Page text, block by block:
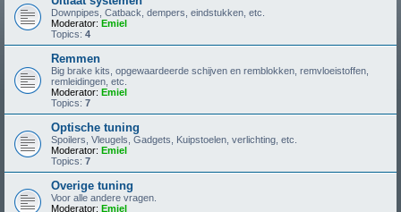
Downpipes, Catback, dempers, eindstukken, etc.
Moderator: Emiel
Topics: 4
Remmen
Big brake kits, opgewaardeerde schijven en remblokken, remvloeistoffen,
remleidingen, etc.
Moderator: Emiel
Topics: 7
Optische tuning
Spoilers, Vleugels, Gadgets, Kuipstoelen, verlichting, etc.
Moderator: Emiel
Topics: 7
Overige tuning
Voor alle andere vragen.
Moderator: Emiel